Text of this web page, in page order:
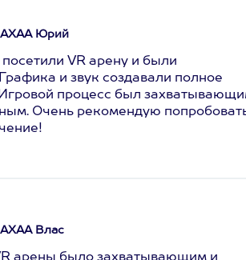
АХАА Юрий
VR арену и были
и звук создавали полное
процесс был
Очень рекомендую
АХАА Влас